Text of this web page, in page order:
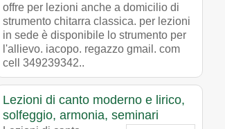
offre per lezioni anche a domicilio di
strumento chitarra classica. per lezioni
in sede è disponibile lo strumento per
l'allievo. iacopo. regazzo gmail. com
cell 349239342..
Lezioni di canto moderno e lirico,
solfeggio, armonia, seminari